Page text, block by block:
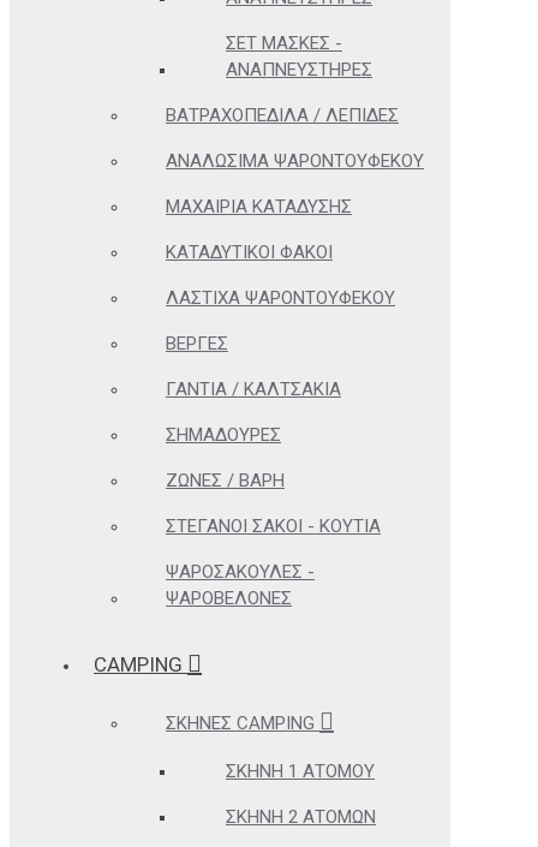
ΣΕΤ ΜΆΣΚΕΣ -
ΑΝΑΠΝΕΥΣΤΉΡΕΣ
ΒΑΤΡΑΧΟΠΈΔΙΛΑ / ΛΕΠΊΔΕΣ
ΑΝΑΛΏΣΙΜΑ ΨΑΡΟΝΤΟΎΦΕΚΟΥ
ΜΑΧΑΊΡΙΑ ΚΑΤΆΔΥΣΗΣ
ΚΑΤΑΔΥΤΙΚΟΊ ΦΑΚΟΊ
ΛΆΣΤΙΧΑ ΨΑΡΟΝΤΟΎΦΕΚΟΥ
ΒΈΡΓΕΣ
ΓΆΝΤΙΑ / ΚΑΛΤΣΆΚΙΑ
ΣΗΜΑΔΟΎΡΕΣ
ΖΏΝΕΣ / ΒΆΡΗ
ΣΤΕΓΑΝΟΊ ΣΆΚΟΙ - ΚΟΥΤΙΆ
ΨΑΡΟΣΑΚΟΎΛΕΣ -
ΨΑΡΟΒΕΛΌΝΕΣ
CAMPING
ΣΚΗΝΈΣ CAMPING
ΣΚΗΝΉ 1 ΑΤΌΜΟΥ
ΣΚΗΝΉ 2 ΑΤΌΜΩΝ